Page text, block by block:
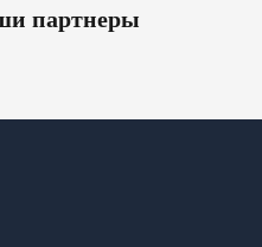
партнеры